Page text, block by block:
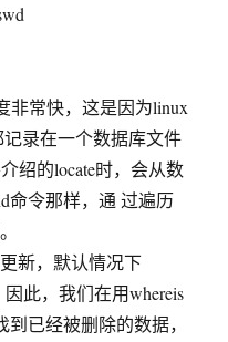
非常快，这是因为linux
录在一个数据库文件
绍的locate时，会从数
命令那样，通 过遍历
新，默认情况下
此，我们在用whereis
已经被删除的数据，